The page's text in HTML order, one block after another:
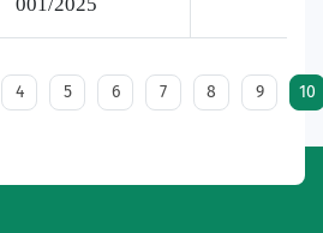
4 5 6 7 8 9 10